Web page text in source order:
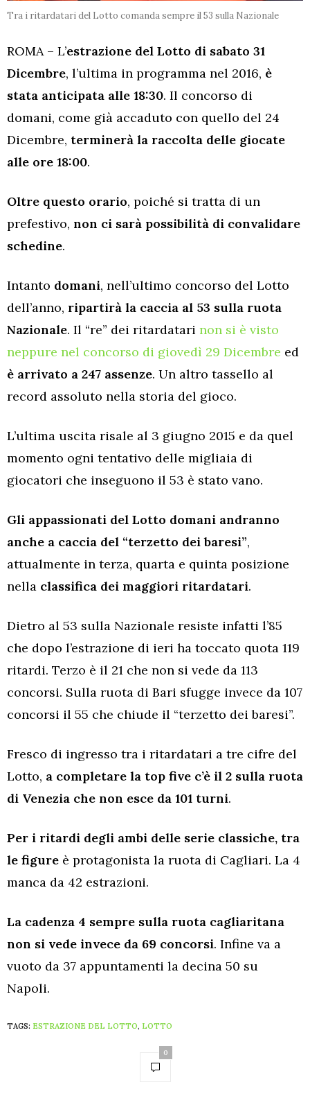
Tra i ritardatari del Lotto comanda sempre il 53 sulla Nazionale
ROMA – L’estrazione del Lotto di sabato 31
Dicembre, l’ultima in programma nel 2016, è
stata anticipata alle 18:30. Il concorso di
domani, come già accaduto con quello del 24
Dicembre, terminerà la raccolta delle giocate
alle ore 18:00.
Oltre questo orario, poiché si tratta di un
prefestivo, non ci sarà possibilità di convalidare
schedine.
Intanto domani, nell’ultimo concorso del Lotto
dell’anno, ripartirà la caccia al 53 sulla ruota
Nazionale. Il “re” dei ritardatari non si è visto
neppure nel concorso di giovedì 29 Dicembre ed
è arrivato a 247 assenze. Un altro tassello al
record assoluto nella storia del gioco.
L’ultima uscita risale al 3 giugno 2015 e da quel
momento ogni tentativo delle migliaia di
giocatori che inseguono il 53 è stato vano.
Gli appassionati del Lotto domani andranno
anche a caccia del “terzetto dei baresi”,
attualmente in terza, quarta e quinta posizione
nella classifica dei maggiori ritardatari.
Dietro al 53 sulla Nazionale resiste infatti l’85
che dopo l’estrazione di ieri ha toccato quota 119
ritardi. Terzo è il 21 che non si vede da 113
concorsi. Sulla ruota di Bari sfugge invece da 107
concorsi il 55 che chiude il “terzetto dei baresi”.
Fresco di ingresso tra i ritardatari a tre cifre del
Lotto, a completare la top five c’è il 2 sulla ruota
di Venezia che non esce da 101 turni.
Per i ritardi degli ambi delle serie classiche, tra
le figure è protagonista la ruota di Cagliari. La 4
manca da 42 estrazioni.
La cadenza 4 sempre sulla ruota cagliaritana
non si vede invece da 69 concorsi. Infine va a
vuoto da 37 appuntamenti la decina 50 su
Napoli.
TAGS: ESTRAZIONE DEL LOTTO, LOTTO
0